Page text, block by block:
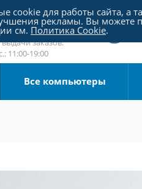
шоссе 18, пав. 267
sale@pc-arena.ru
10:00-20:00
заказов:
11:00-19:00
Все компьютеры
cookie для работы сайта, а
рекламы. Вы можете
см. Политика Cookie.